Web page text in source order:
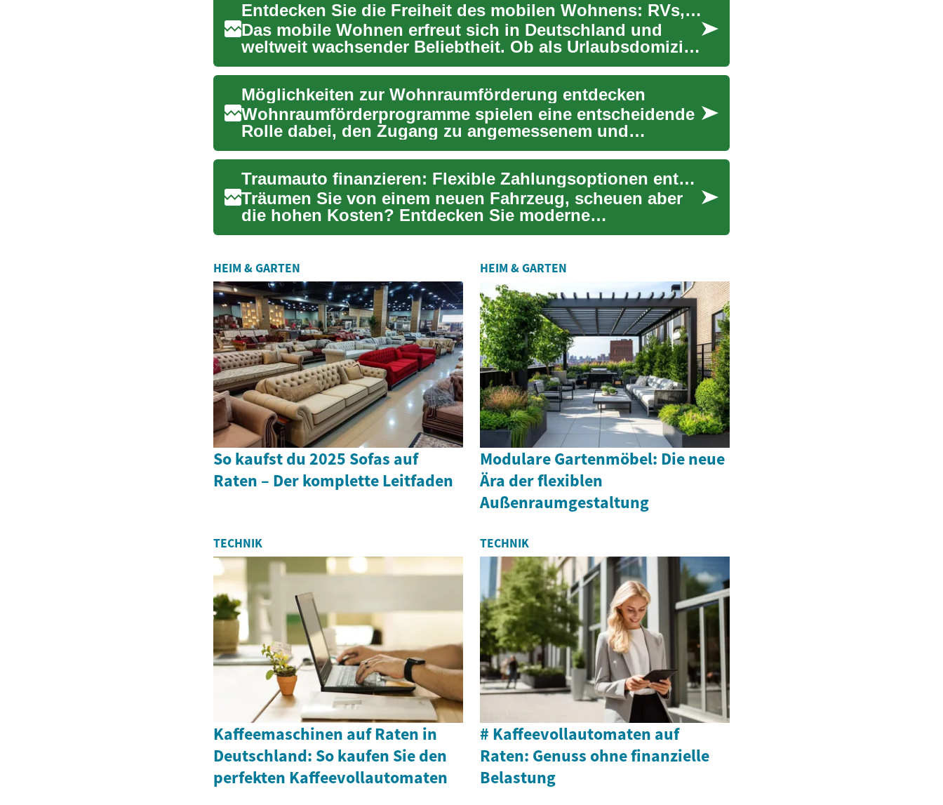
Entdecken Sie die Freiheit des mobilen Wohnens: RVs, Wohnmobile und Camper
Das mobile Wohnen erfreut sich in Deutschland und
weltweit wachsender Beliebtheit. Ob als Urlaubsdomizil
oder flexibl...
Möglichkeiten zur Wohnraumförderung entdecken
Wohnraumförderprogramme spielen eine entscheidende
Rolle dabei, den Zugang zu angemessenem und
bezahlbarem Wohnraum z...
Traumauto finanzieren: Flexible Zahlungsoptionen entdecken
Träumen Sie von einem neuen Fahrzeug, scheuen aber
die hohen Kosten? Entdecken Sie moderne
Finanzierungslösungen, die...
HEIM & GARTEN
So kaufst du 2025 Sofas auf
Raten – Der komplette Leitfaden
HEIM & GARTEN
Modulare Gartenmöbel: Die neue
Ära der flexiblen
Außenraumgestaltung
TECHNIK
Kaffeemaschinen auf Raten in
Deutschland: So kaufen Sie den
perfekten Kaffeevollautomaten
TECHNIK
# Kaffeevollautomaten auf
Raten: Genuss ohne finanzielle
Belastung